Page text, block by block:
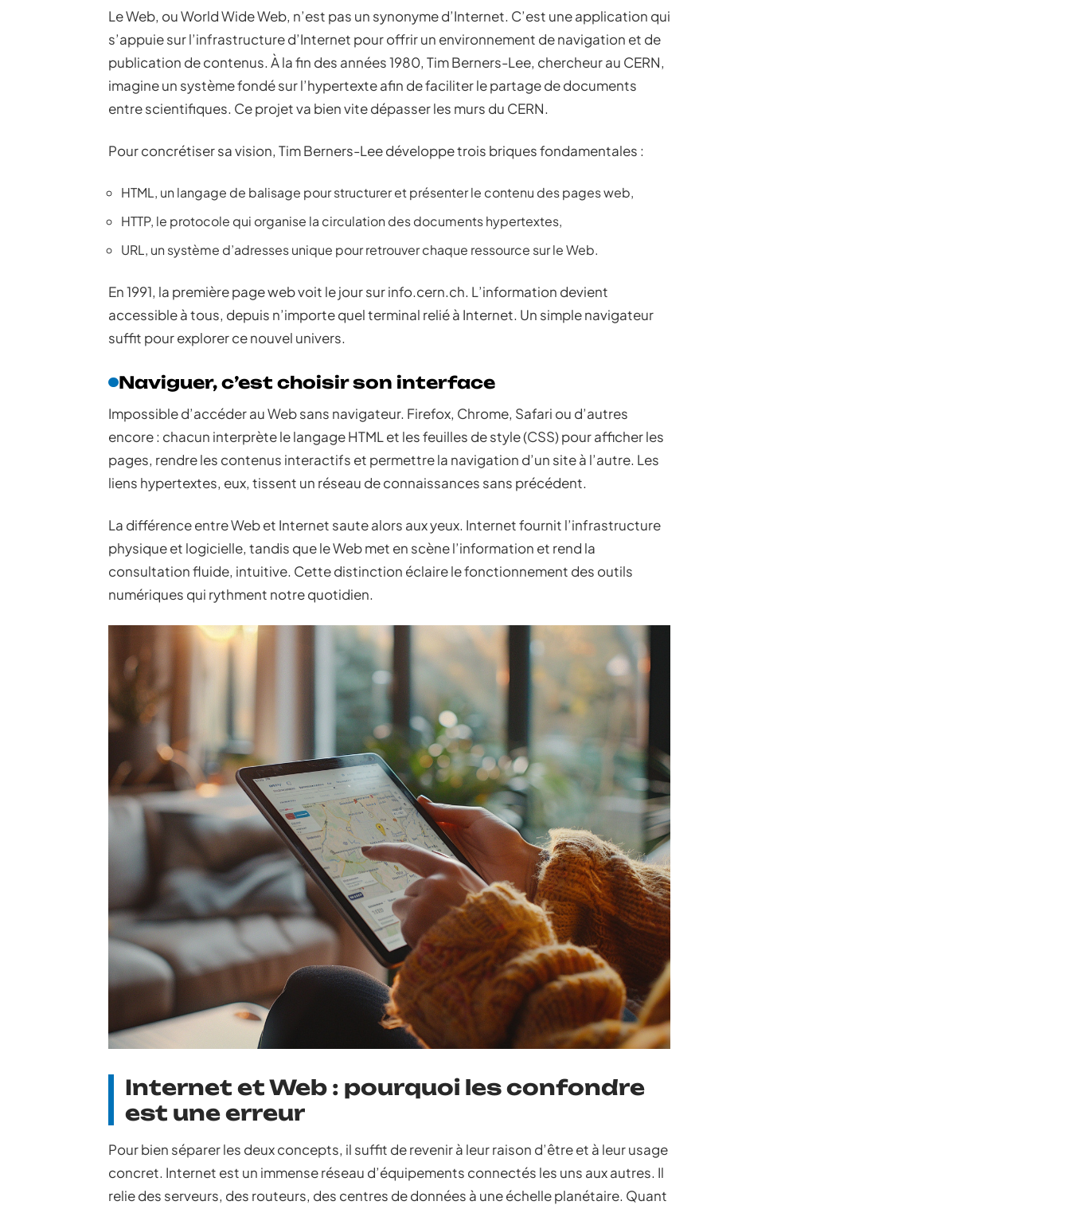
Le Web, ou World Wide Web, n’est pas un synonyme d’Internet. C’est une application qui
s’appuie sur l’infrastructure d’Internet pour offrir un environnement de navigation et de
publication de contenus. À la fin des années 1980, Tim Berners-Lee, chercheur au CERN,
imagine un système fondé sur l’hypertexte afin de faciliter le partage de documents
entre scientifiques. Ce projet va bien vite dépasser les murs du CERN.
Pour concrétiser sa vision, Tim Berners-Lee développe trois briques fondamentales :
HTML, un langage de balisage pour structurer et présenter le contenu des pages web,
HTTP, le protocole qui organise la circulation des documents hypertextes,
URL, un système d’adresses unique pour retrouver chaque ressource sur le Web.
En 1991, la première page web voit le jour sur info.cern.ch. L’information devient
accessible à tous, depuis n’importe quel terminal relié à Internet. Un simple navigateur
suffit pour explorer ce nouvel univers.
Naviguer, c’est choisir son interface
Impossible d’accéder au Web sans navigateur. Firefox, Chrome, Safari ou d’autres
encore : chacun interprète le langage HTML et les feuilles de style (CSS) pour afficher les
pages, rendre les contenus interactifs et permettre la navigation d’un site à l’autre. Les
liens hypertextes, eux, tissent un réseau de connaissances sans précédent.
La différence entre Web et Internet saute alors aux yeux. Internet fournit l’infrastructure
physique et logicielle, tandis que le Web met en scène l’information et rend la
consultation fluide, intuitive. Cette distinction éclaire le fonctionnement des outils
numériques qui rythment notre quotidien.
Internet et Web : pourquoi les confondre
est une erreur
Pour bien séparer les deux concepts, il suffit de revenir à leur raison d’être et à leur usage
concret. Internet est un immense réseau d’équipements connectés les uns aux autres. Il
relie des serveurs, des routeurs, des centres de données à une échelle planétaire. Quant